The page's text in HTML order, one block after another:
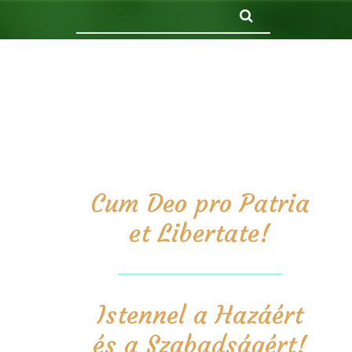
Cum Deo pro Patria
et Libertate!
Istennel a Hazáért
és a Szabadságért!